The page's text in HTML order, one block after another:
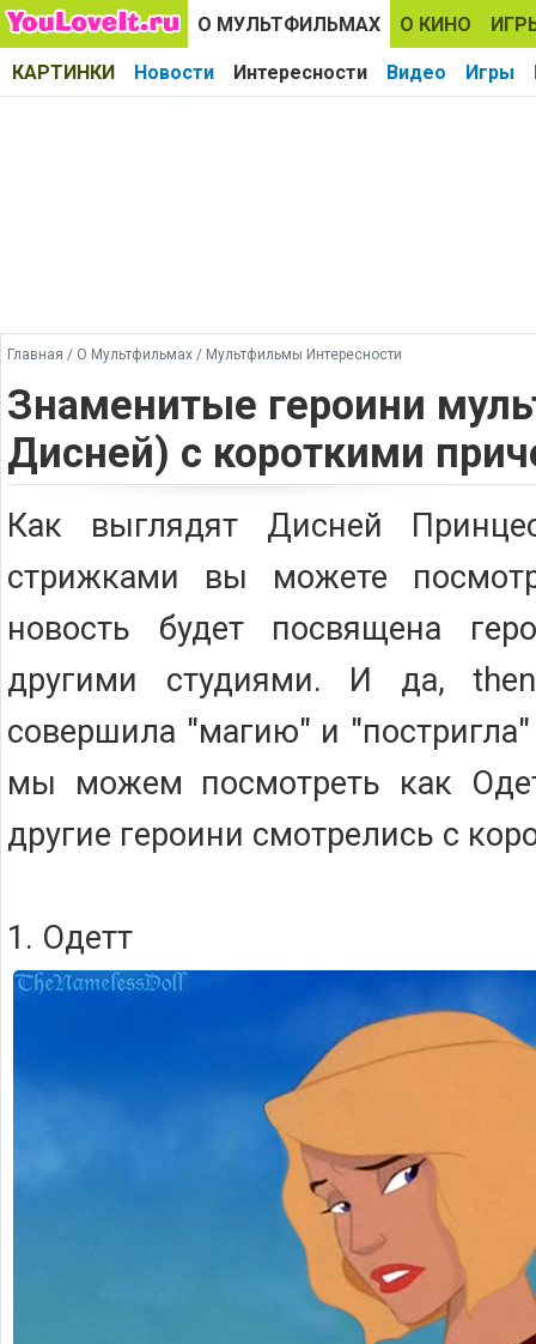
О МУЛЬТФИЛЬМАХ О КИНО
КАРТИНКИ Новости Интересности Видео Игры
Главная / О Мультфильмах / Мультфильмы Интересности
Знаменитые героини
Дисней) с короткими
Как выглядят Дисней
стрижками вы можете
новость будет посвящена
другими студиями. И да,
совершила "магию" и
мы можем посмотреть как
другие героини смотрелись с
1. Одетт